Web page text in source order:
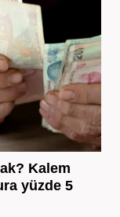
Kalem
yüzde 5